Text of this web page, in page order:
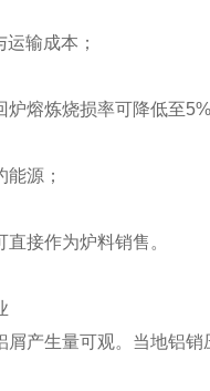
输成本；
炉熔炼烧损率可降低至
源；
接作为炉料销售。
产生量可观。当地铝